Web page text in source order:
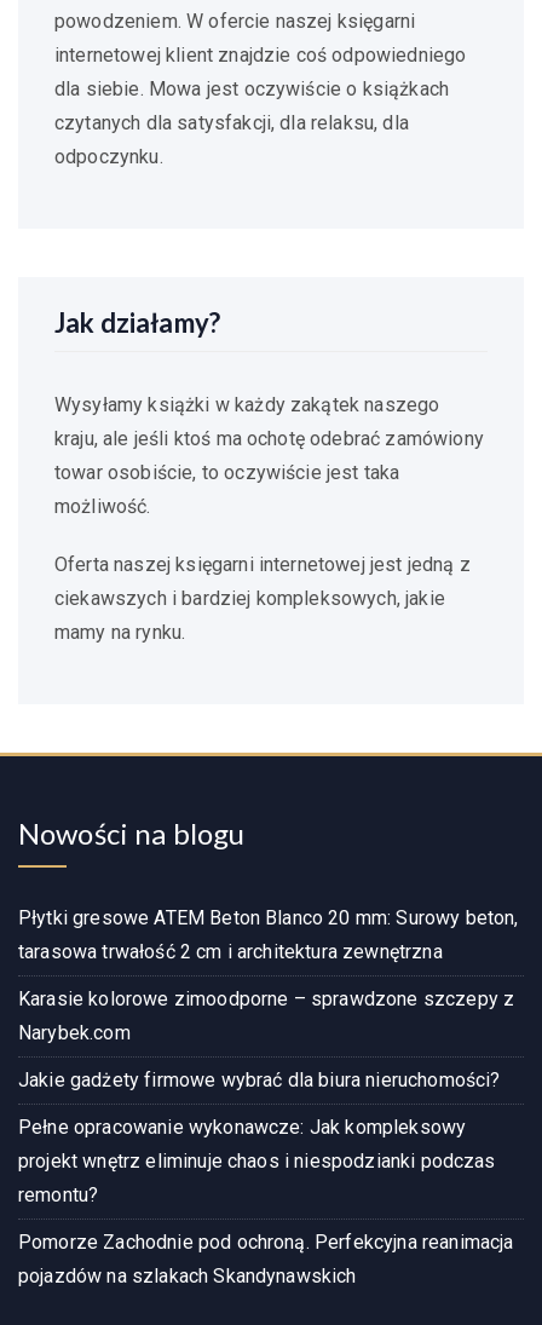
powodzeniem. W ofercie naszej księgarni
internetowej klient znajdzie coś odpowiedniego
dla siebie. Mowa jest oczywiście o książkach
czytanych dla satysfakcji, dla relaksu, dla
odpoczynku.
Jak działamy?
Wysyłamy książki w każdy zakątek naszego
kraju, ale jeśli ktoś ma ochotę odebrać zamówiony
towar osobiście, to oczywiście jest taka
możliwość.
Oferta naszej księgarni internetowej jest jedną z
ciekawszych i bardziej kompleksowych, jakie
mamy na rynku.
Nowości na blogu
Płytki gresowe ATEM Beton Blanco 20 mm: Surowy beton,
tarasowa trwałość 2 cm i architektura zewnętrzna
Karasie kolorowe zimoodporne – sprawdzone szczepy z
Narybek.com
Jakie gadżety firmowe wybrać dla biura nieruchomości?
Pełne opracowanie wykonawcze: Jak kompleksowy
projekt wnętrz eliminuje chaos i niespodzianki podczas
remontu?
Pomorze Zachodnie pod ochroną. Perfekcyjna reanimacja
pojazdów na szlakach Skandynawskich